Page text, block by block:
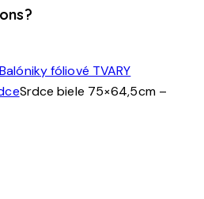
Balóniky fóliové TVARY
Srdce biele 75×64,5cm –